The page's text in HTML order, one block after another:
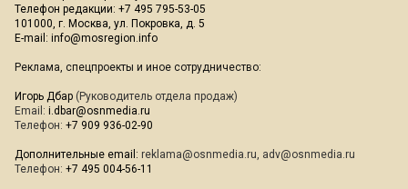
Телефон редакции: +7 495 795-53-05
101000, г. Москва, ул. Покровка, д. 5
E-mail: info@mosregion.info
Реклама, спецпроекты и иное сотрудничество:
Игорь Дбар (Руководитель отдела продаж)
Email: i.dbar@osnmedia.ru
Телефон: +7 909 936-02-90
Дополнительные email: reklama@osnmedia.ru, adv@osnmedia.ru
Телефон: +7 495 004-56-11